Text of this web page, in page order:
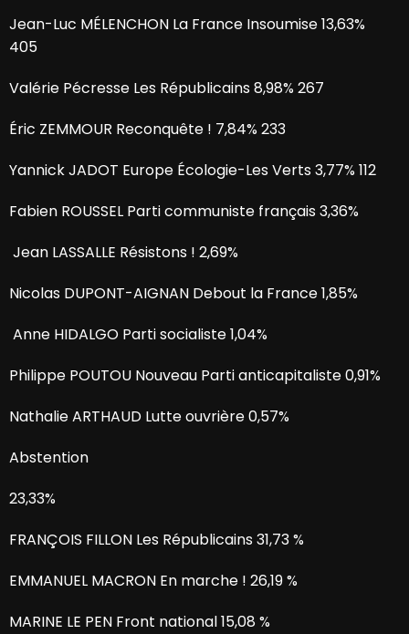
Jean-Luc MÉLENCHON La France Insoumise 13,63%
405
Valérie Pécresse Les Républicains 8,98% 267
Éric ZEMMOUR Reconquête ! 7,84% 233
Yannick JADOT Europe Écologie-Les Verts 3,77% 112
Fabien ROUSSEL Parti communiste français 3,36%
Jean LASSALLE Résistons ! 2,69%
Nicolas DUPONT-AIGNAN Debout la France 1,85%
Anne HIDALGO Parti socialiste 1,04%
Philippe POUTOU Nouveau Parti anticapitaliste 0,91%
Nathalie ARTHAUD Lutte ouvrière 0,57%
Abstention
23,33%
FRANÇOIS FILLON Les Républicains 31,73 %
EMMANUEL MACRON En marche ! 26,19 %
MARINE LE PEN Front national 15,08 %